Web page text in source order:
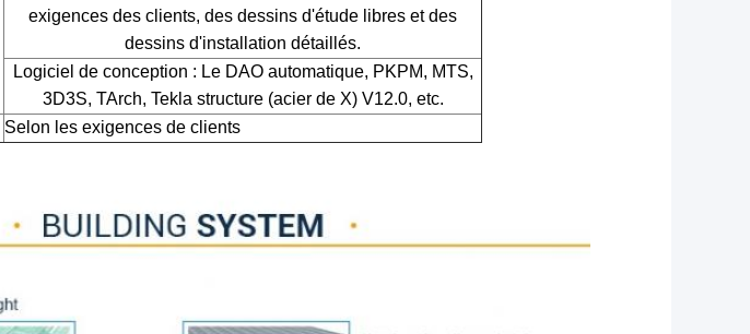
exigences des clients, des dessins d'étude libres et des
dessins d'installation détaillés.
Logiciel de conception : Le DAO automatique, PKPM, MTS,
3D3S, TArch, Tekla structure (acier de X) V12.0, etc.
Selon les exigences de clients